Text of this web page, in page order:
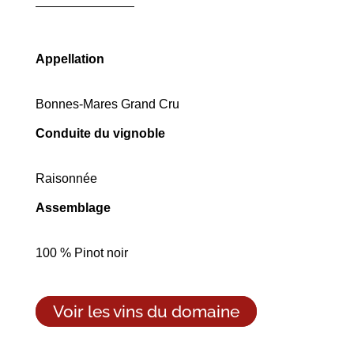
Appellation
Bonnes-Mares Grand Cru
Conduite du vignoble
Raisonnée
Assemblage
100 % Pinot noir
Voir les vins du domaine